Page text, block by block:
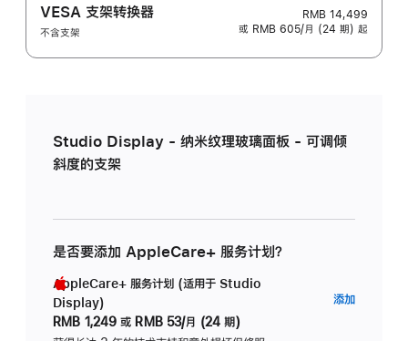
VESA 支架转换器
不含支架
RMB 14,499
或 RMB 605/月 (24 期) 起
Studio Display - 纳米纹理玻璃面板 - 可调倾
斜度的支架
是否要添加 AppleCare+ 服务计划？
AppleCare+ 服务计划 (适用于 Studio
Display)
RMB 1,249 或 RMB 53/月 (24 期)
添加